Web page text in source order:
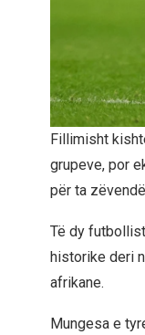
Fillimisht
grupeve, por
për ta
Të dy
historike deri
afrikane.
Mungesa e